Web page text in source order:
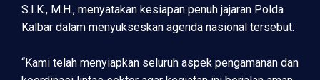
S.I.K., M.H., menyatakan kesiapan penuh jajaran Polda
Kalbar dalam menyukseskan agenda nasional tersebut.
“Kami telah menyiapkan seluruh aspek pengamanan dan